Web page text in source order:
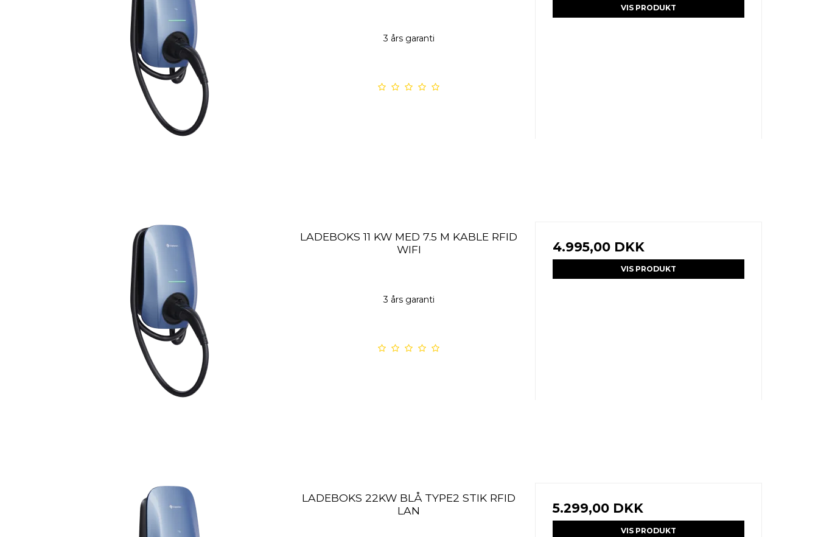
3 års garanti
VIS PRODUKT
LADEBOKS 11 KW MED 7.5 M KABLE RFID
WIFI
3 års garanti
4.995,00 DKK
VIS PRODUKT
LADEBOKS 22KW BLÅ TYPE2 STIK RFID
LAN
5.299,00 DKK
VIS PRODUKT